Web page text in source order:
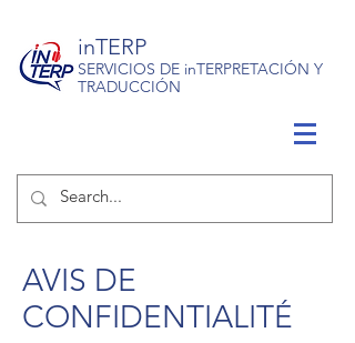
inTERP
SERVICIOS DE inTERPRETACIÓN Y
TRADUCCIÓN
AVIS DE
CONFIDENTIALITÉ